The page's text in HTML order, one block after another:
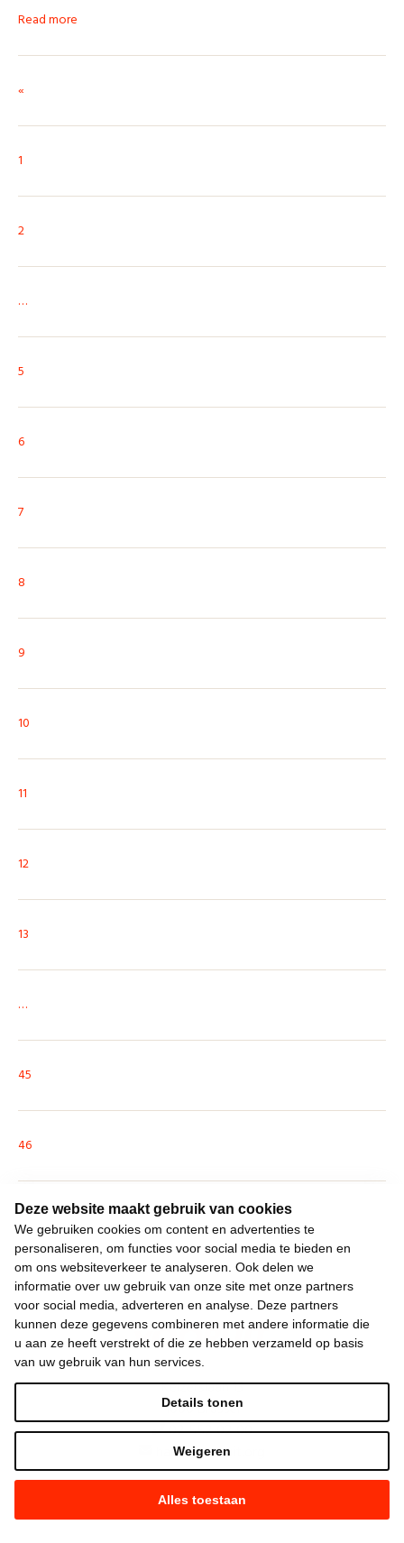
Deze website maakt gebruik van cookies
We gebruiken cookies om content en advertenties te
personaliseren, om functies voor social media te bieden en
om ons websiteverkeer te analyseren. Ook delen we
informatie over uw gebruik van onze site met onze partners
voor social media, adverteren en analyse. Deze partners
kunnen deze gegevens combineren met andere informatie die
u aan ze heeft verstrekt of die ze hebben verzameld op basis
van uw gebruik van hun services.
Alles toestaan
Weigeren
Details tonen
Read more
«
1
2
…
5
6
7
8
9
10
11
12
13
…
45
46
»
Keizerslaan 13
1000 Brussel
02 552 02 00
hallo@vooruit.org
Snel